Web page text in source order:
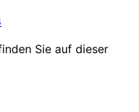
Sie auf dieser